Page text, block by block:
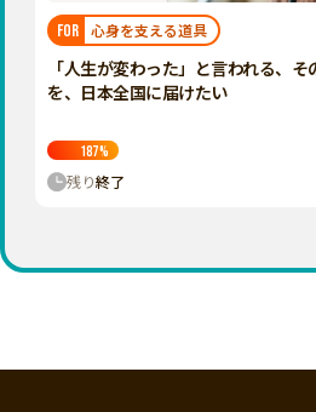
福岡 佐賀 長崎
宮崎
鹿児島 沖縄
FOR 心身を支える道具
「人生が変わった」と言われる、
を、日本全国に届けたい
187%
残り終了